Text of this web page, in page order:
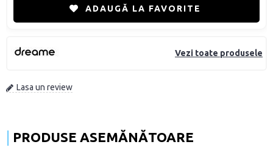
Vezi toate produsele
Lasa un review
ADAUGĂ LA FAVORITE
PRODUSE ASEMĂNĂTOARE